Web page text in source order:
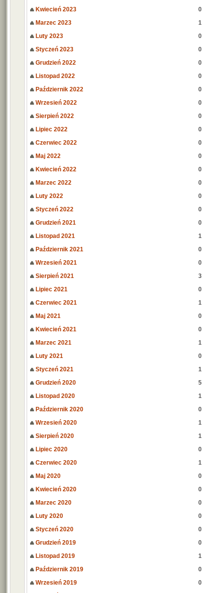
Kwiecień 2023
0
Marzec 2023
1
Luty 2023
0
Styczeń 2023
0
Grudzień 2022
0
Listopad 2022
0
Październik 2022
0
Wrzesień 2022
0
Sierpień 2022
0
Lipiec 2022
0
Czerwiec 2022
0
Maj 2022
0
Kwiecień 2022
0
Marzec 2022
0
Luty 2022
0
Styczeń 2022
0
Grudzień 2021
0
Listopad 2021
1
Październik 2021
0
Wrzesień 2021
0
Sierpień 2021
3
Lipiec 2021
0
Czerwiec 2021
1
Maj 2021
0
Kwiecień 2021
0
Marzec 2021
1
Luty 2021
0
Styczeń 2021
1
Grudzień 2020
5
Listopad 2020
1
Październik 2020
0
Wrzesień 2020
1
Sierpień 2020
1
Lipiec 2020
0
Czerwiec 2020
1
Maj 2020
0
Kwiecień 2020
0
Marzec 2020
0
Luty 2020
0
Styczeń 2020
0
Grudzień 2019
0
Listopad 2019
1
Październik 2019
0
Wrzesień 2019
0